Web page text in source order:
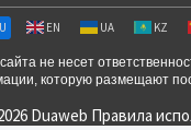
EN UA KZ
не несет
которую размещают
Duaweb Правила